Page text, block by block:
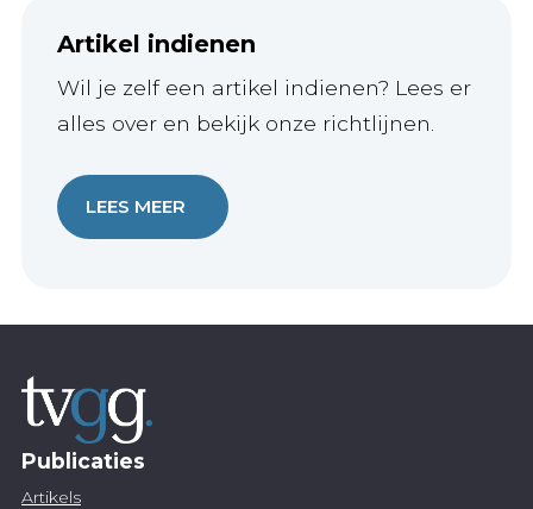
Artikel indienen
Wil je zelf een artikel indienen? Lees er
alles over en bekijk onze richtlijnen.
LEES MEER
Publicaties
Artikels